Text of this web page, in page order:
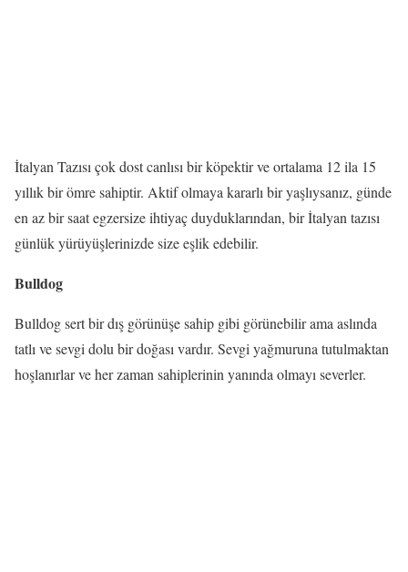
İtalyan Tazısı çok dost canlısı bir köpektir ve ortalama 12 ila 15
yıllık bir ömre sahiptir. Aktif olmaya kararlı bir yaşlıysanız, günde
en az bir saat egzersize ihtiyaç duyduklarından, bir İtalyan tazısı
günlük yürüyüşlerinizde size eşlik edebilir.
Bulldog
Bulldog sert bir dış görünüşe sahip gibi görünebilir ama aslında
tatlı ve sevgi dolu bir doğası vardır. Sevgi yağmuruna tutulmaktan
hoşlanırlar ve her zaman sahiplerinin yanında olmayı severler.